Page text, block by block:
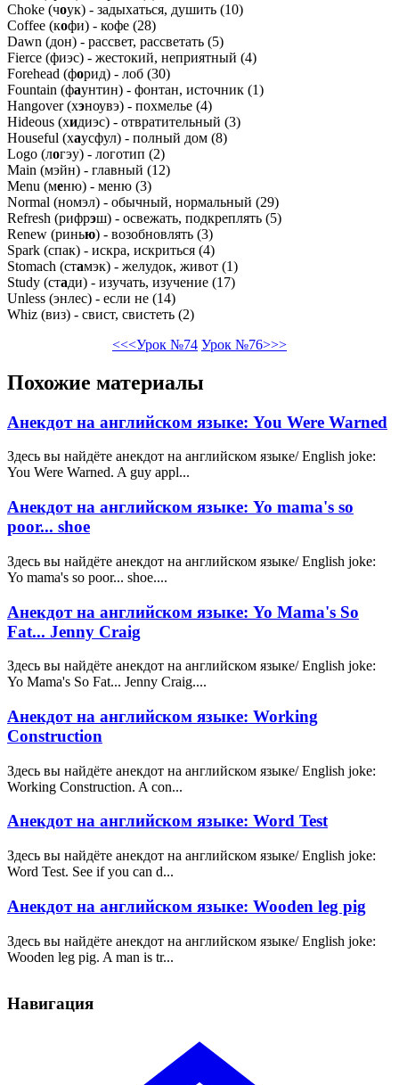
Choke (чоук) - задыхаться, душить (10)
Coffee (кофи) - кофе (28)
Dawn (дон) - рассвет, рассветать (5)
Fierce (фиэс) - жестокий, неприятный (4)
Forehead (форид) - лоб (30)
Fountain (фаунтин) - фонтан, источник (1)
Hangover (хэноувэ) - похмелье (4)
Hideous (хидиэс) - отвратительный (3)
Houseful (хаусфул) - полный дом (8)
Logo (логэу) - логотип (2)
Main (мэйн) - главный (12)
Menu (меню) - меню (3)
Normal (номэл) - обычный, нормальный (29)
Refresh (рифрэш) - освежать, подкреплять (5)
Renew (ринью) - возобновлять (3)
Spark (спак) - искра, искриться (4)
Stomach (стамэк) - желудок, живот (1)
Study (стади) - изучать, изучение (17)
Unless (энлес) - если не (14)
Whiz (виз) - свист, свистеть (2)
<<<Урок №74 Урок №76>>>
Похожие материалы
Анекдот на английском языке: You Were Warned
Здесь вы найдёте анекдот на английском языке/ English joke:
You Were Warned. A guy appl...
Анекдот на английском языке: Yo mama's so
poor... shoe
Здесь вы найдёте анекдот на английском языке/ English joke:
Yo mama's so poor... shoe....
Анекдот на английском языке: Yo Mama's So
Fat... Jenny Craig
Здесь вы найдёте анекдот на английском языке/ English joke:
Yo Mama's So Fat... Jenny Craig....
Анекдот на английском языке: Working
Construction
Здесь вы найдёте анекдот на английском языке/ English joke:
Working Construction. A con...
Анекдот на английском языке: Word Test
Здесь вы найдёте анекдот на английском языке/ English joke:
Word Test. See if you can d...
Анекдот на английском языке: Wooden leg pig
Здесь вы найдёте анекдот на английском языке/ English joke:
Wooden leg pig. A man is tr...
Навигация